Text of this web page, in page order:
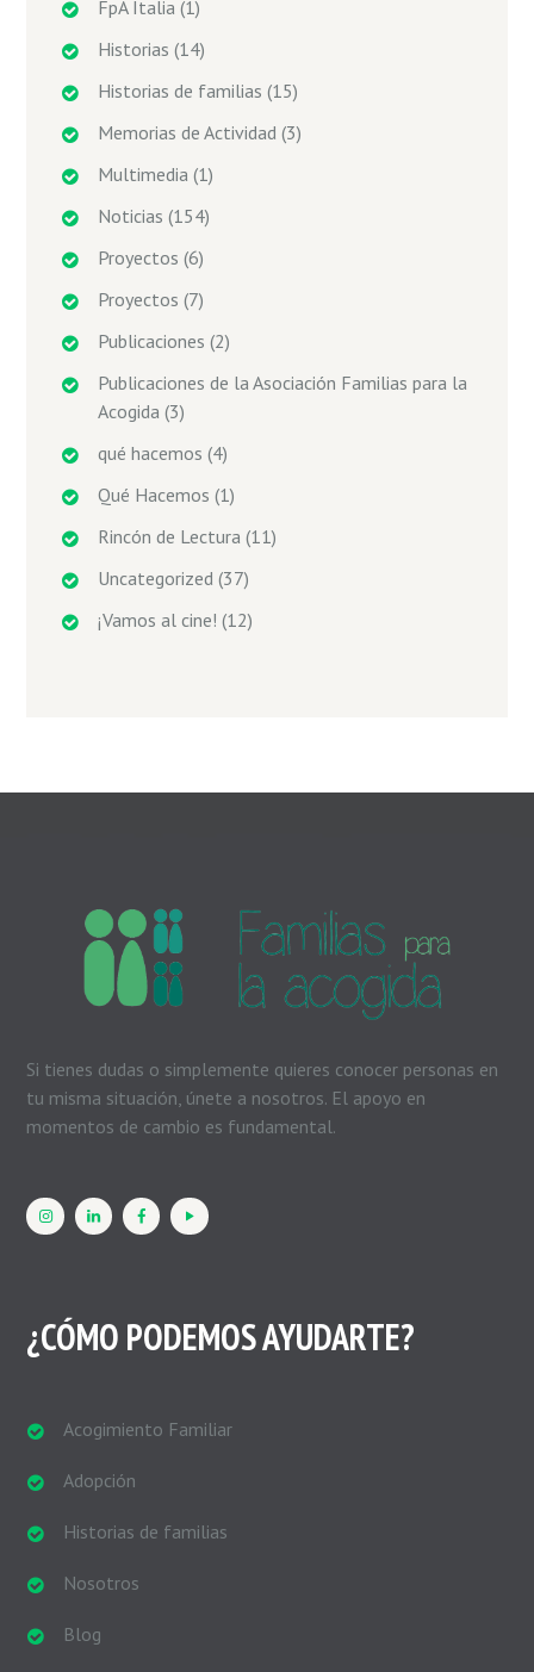
FpA Italia (1)
Historias (14)
Historias de familias (15)
Memorias de Actividad (3)
Multimedia (1)
Noticias (154)
Proyectos (6)
Proyectos (7)
Publicaciones (2)
Publicaciones de la Asociación Familias para la
Acogida (3)
qué hacemos (4)
Qué Hacemos (1)
Rincón de Lectura (11)
Uncategorized (37)
¡Vamos al cine! (12)
Si tienes dudas o simplemente quieres conocer personas en
tu misma situación, únete a nosotros. El apoyo en
momentos de cambio es fundamental.
¿CÓMO PODEMOS AYUDARTE?
Acogimiento Familiar
Adopción
Historias de familias
Nosotros
Blog